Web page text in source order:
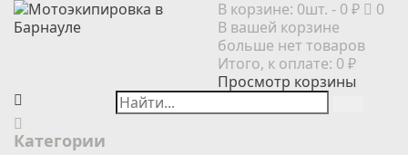
В корзине: 0шт. - 0 ₽
0
В вашей корзине
больше нет товаров
Итого, к оплате: 0 ₽
Просмотр корзины
Категории